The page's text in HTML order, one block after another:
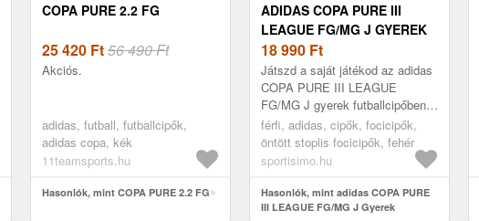
COPA PURE 2.2 FG
25 420 Ft56 490 Ft
Akciós.
adidas, futball, futballcipők,
adidas copa, kék
11teamsports.hu
Hasonlók, mint COPA PURE 2.2 FG
ADIDAS COPA PURE III
LEAGUE FG/MG J GYEREK
FUTBALLCIPŐ, FEHÉR,
MÉRET
18 990 Ft
Játszd a saját játékod az adidas
COPA PURE III LEAGUE
FG/MG J gyerek futballcipőben,
amelyet a kényelem jegyében
fejlesztettek ki. A Fusionfeel
szi...
férfi, adidas, cipők, focicipők,
öntött stoplis focicipők, fehér
sportisimo.hu
Hasonlók, mint adidas COPA PURE
III LEAGUE FG/MG J Gyerek